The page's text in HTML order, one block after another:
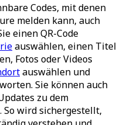
Codes, mit denen
melden kann, auch
einen QR-Code
auswählen, einen Titel
Fotos oder Videos
auswählen und
Sie können auch
zu dem
wird sichergestellt,